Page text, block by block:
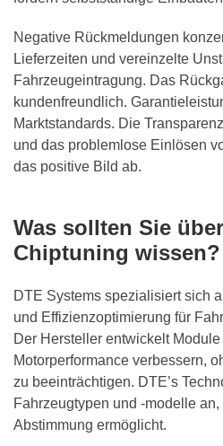
Negative Rückmeldungen
Lieferzeiten und vereinzelte
Fahrzeugeintragung. Das
kundenfreundlich.
Marktstandards. Die
und das problemlose Einlösen
das positive Bild ab.
Was sollten Sie
Chiptuning wissen?
DTE Systems spezialisiert sich
und Effizienzoptimierung für
Der Hersteller entwickelt
Motorperformance verbessern,
zu beeinträchtigen. DTE’s
Fahrzeugtypen und -modelle
Abstimmung ermöglicht.